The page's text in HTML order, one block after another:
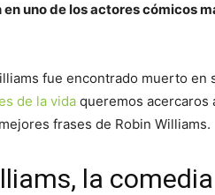
uno de los actores cómicos
fue encontrado muerto en
de la vida queremos acercaros
frases de Robin Williams.
la